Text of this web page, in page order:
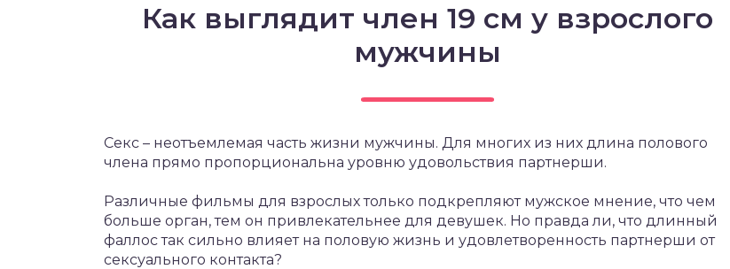
Как выглядит член 19 см у взрослого
мужчины
Секс – неотъемлемая часть жизни мужчины. Для многих из них длина полового
члена прямо пропорциональна уровню удовольствия партнерши.
Различные фильмы для взрослых только подкрепляют мужское мнение, что чем
больше орган, тем он привлекательнее для девушек. Но правда ли, что длинный
фаллос так сильно влияет на половую жизнь и удовлетворенность партнерши от
сексуального контакта?